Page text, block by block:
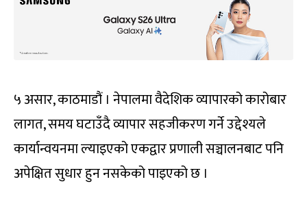
५ असार, काठमाडौं । नेपालमा वैदेशिक व्यापारको कारोबार
लागत, समय घटाउँदै व्यापार सहजीकरण गर्ने उद्देश्यले
कार्यान्वयनमा ल्याइएको एकद्वार प्रणाली सञ्चालनबाट पनि
अपेक्षित सुधार हुन नसकेको पाइएको छ ।